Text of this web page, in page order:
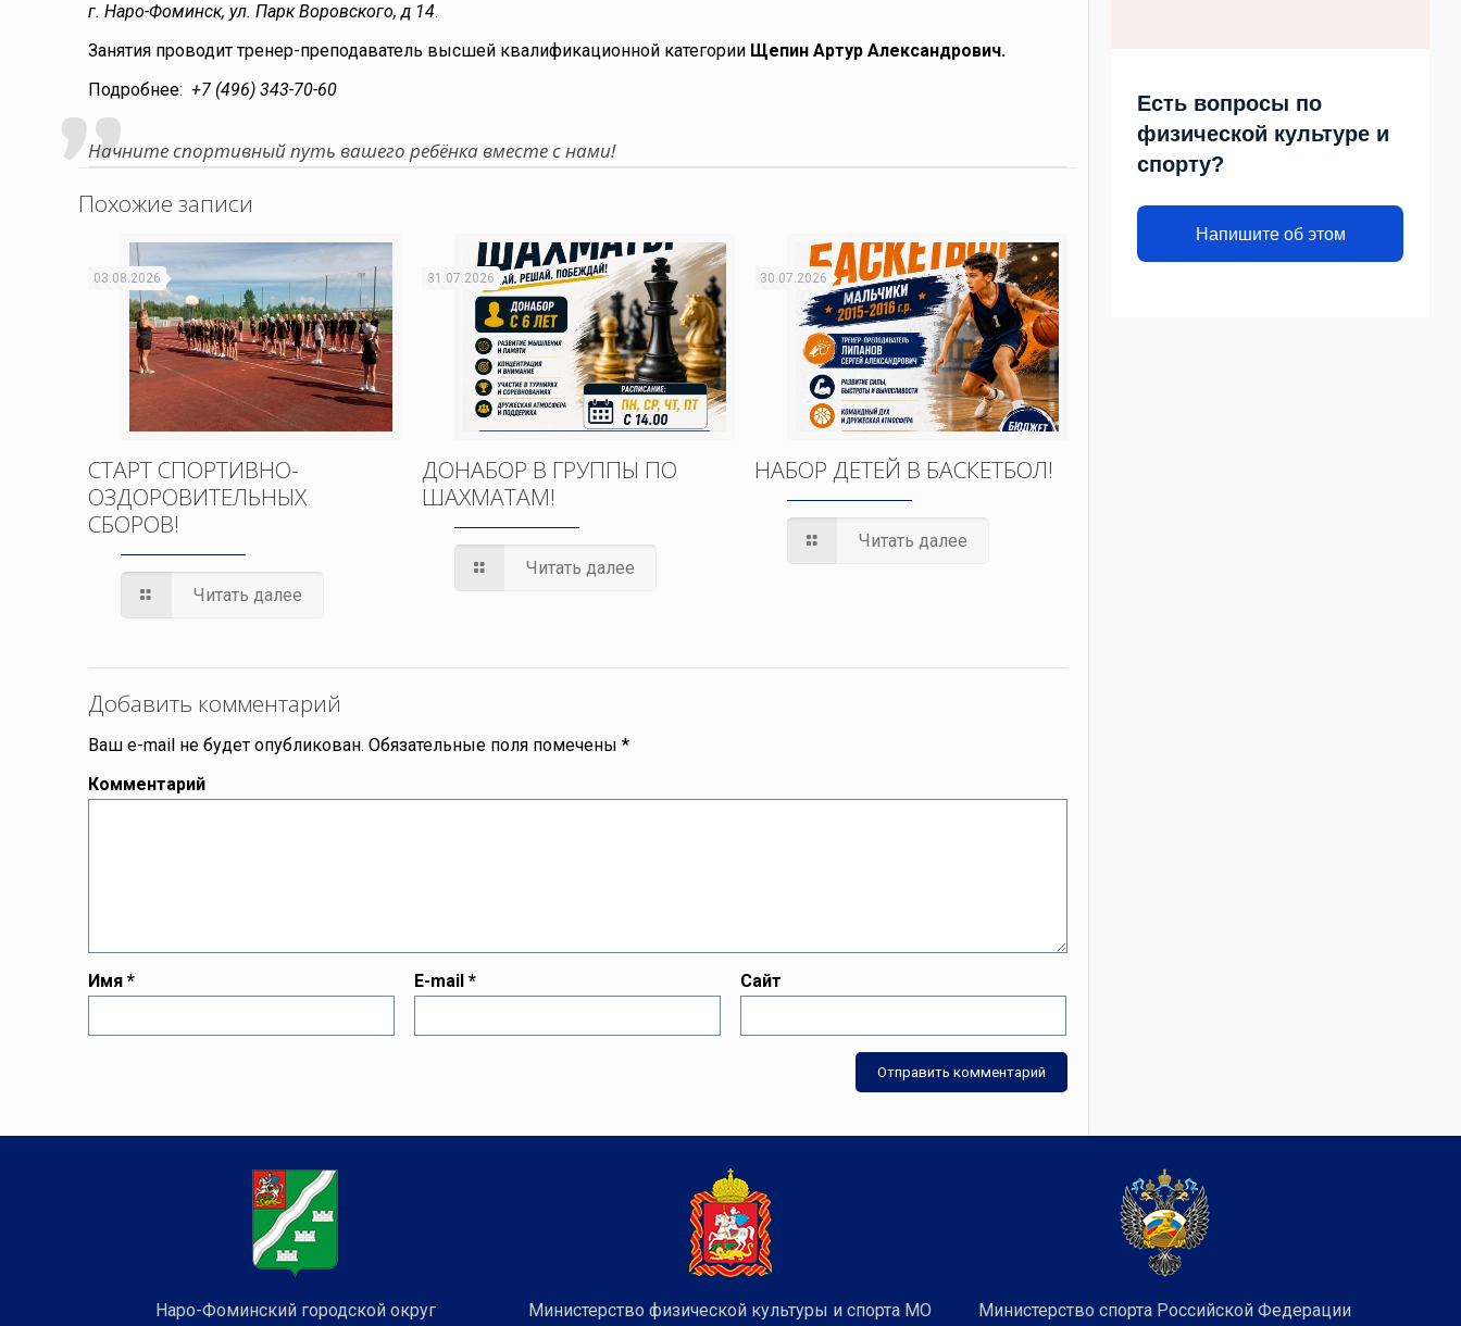
г. Наро-Фоминск, ул. Парк Воровского, д 14.
Занятия проводит тренер-преподаватель высшей квалификационной категории Щепин Артур Александрович.
Подробнее:+7 (496) 343-70-60
Начните спортивный путь вашего ребёнка вместе с нами!
Похожие записи
03.08.2026
СТАРТ СПОРТИВНО-
ОЗДОРОВИТЕЛЬНЫХ
СБОРОВ!
Читать далее
31.07.2026
ДОНАБОР В ГРУППЫ ПО
ШАХМАТАМ!
Читать далее
30.07.2026
НАБОР ДЕТЕЙ В БАСКЕТБОЛ!
Читать далее
Добавить комментарий
Ваш e-mail не будет опубликован. Обязательные поля помечены*
Комментарий
Имя* E-mail* Сайт
Есть вопросы по
физической культуре и
спорту?
Напишите об этом
Наро-Фоминский городской округ Министерство физической культуры и спорта МО Министерство спорта Российской Федерации